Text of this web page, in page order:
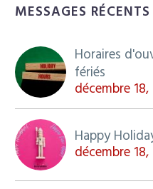
MESSAGES RÉCENTS
Horaires
fériés
décembre
Happy
décembre